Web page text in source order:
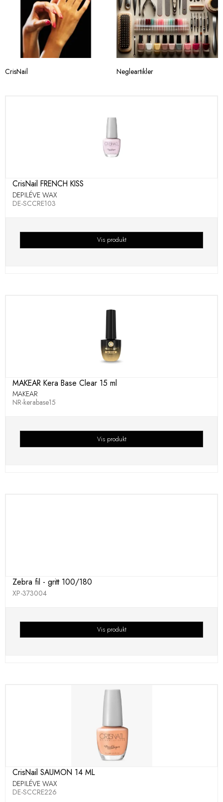
CrisNail Negleartikler
CrisNail FRENCH KISS
DEPILÉVE WAX
DE-SCCRE103
Vis produkt
MAKEAR Kera Base Clear 15 ml
MAKEAR
NR-kerabase15
Vis produkt
Zebra fil - gritt 100/180
XP-373004
Vis produkt
CrisNail SAUMON 14 ML
DEPILÉVE WAX
DE-SCCRE226